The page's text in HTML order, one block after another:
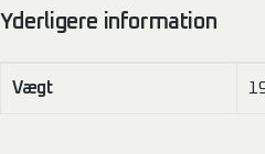
Yderligere information
Vægt